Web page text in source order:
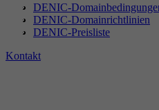
DENIC-
DENIC-Domainrichtlinien
DENIC-Preisliste
Kontakt